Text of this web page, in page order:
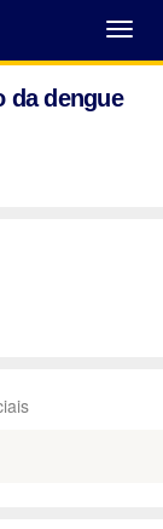
Abrir
Menu
da dengue